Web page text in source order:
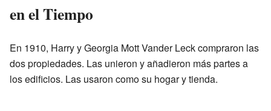
en el Tiempo
En 1910, Harry y Georgia Mott Vander Leck compraron las
dos propiedades. Las unieron y añadieron más partes a
los edificios. Las usaron como su hogar y tienda.